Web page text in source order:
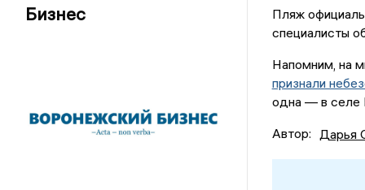
Бизнес
Пляж
специалисты
Напомним, на
признали
одна — в селе
Автор: Дарья